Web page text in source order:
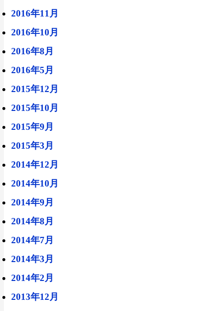
2016年11月
2016年10月
2016年8月
2016年5月
2015年12月
2015年10月
2015年9月
2015年3月
2014年12月
2014年10月
2014年9月
2014年8月
2014年7月
2014年3月
2014年2月
2013年12月